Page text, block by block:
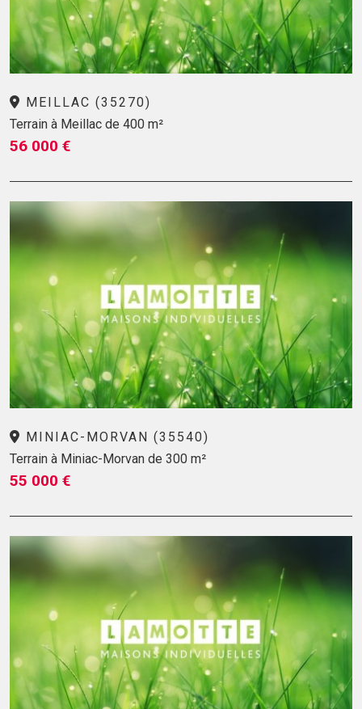
MEILLAC (35270)
Terrain à Meillac de 400 m²
56 000 €
MINIAC-MORVAN (35540)
Terrain à Miniac-Morvan de 300 m²
55 000 €